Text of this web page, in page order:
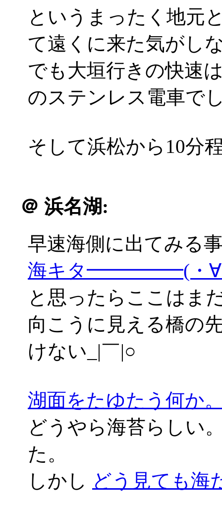
というまったく地元
て遠くに来た気がし
でも大垣行きの快速
のステンレス電車で
そして浜松から10分
＠ 浜名湖:
早速海側に出てみる
海キタ━━━━━(・
と思ったらここはま
向こうに見える橋の
けない_|￣|○
湖面をたゆたう何か
どうやら海苔らしい
た。
しかし どう見ても海